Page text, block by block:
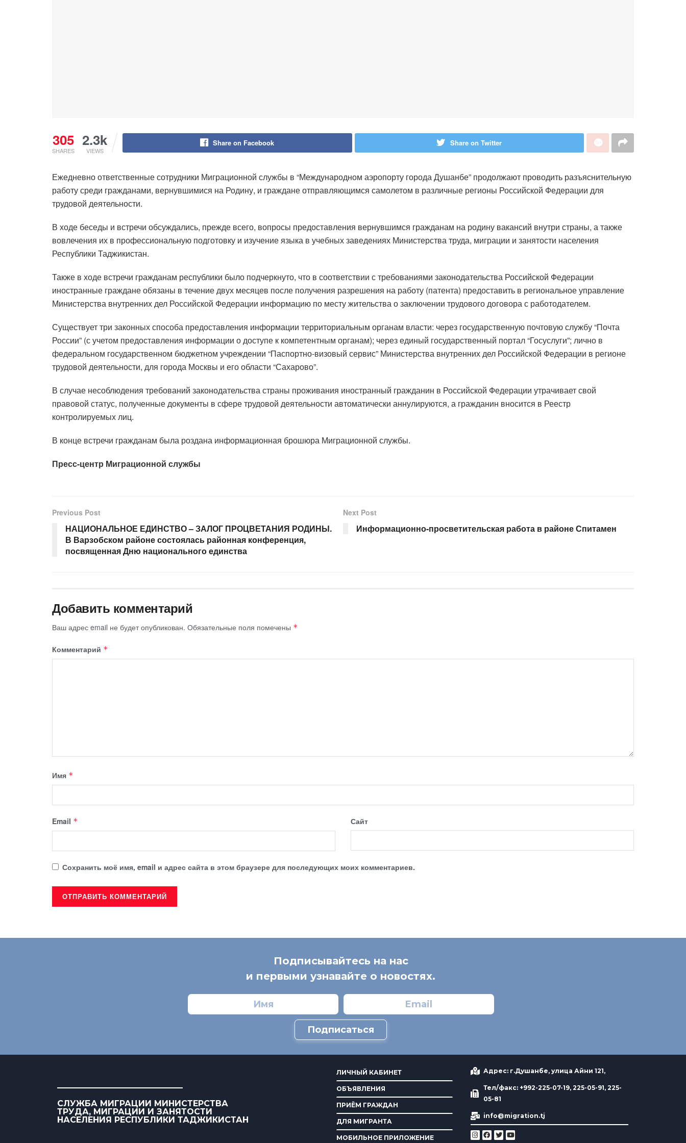
305
SHARES
2.3k
VIEWS
Share on Facebook Share on Twitter
Ежедневно ответственные сотрудники Миграционной службы в “Международном аэропорту города Душанбе” продолжают проводить разъяснительную
работу среди гражданами, вернувшимися на Родину, и граждане отправляющимся самолетом в различные регионы Российской Федерации для
трудовой деятельности.
В ходе беседы и встречи обсуждались, прежде всего, вопросы предоставления вернувшимся гражданам на родину вакансий внутри страны, а также
вовлечения их в профессиональную подготовку и изучение языка в учебных заведениях Министерства труда, миграции и занятости населения
Республики Таджикистан.
Также в ходе встречи гражданам республики было подчеркнуто, что в соответствии с требованиями законодательства Российской Федерации
иностранные граждане обязаны в течение двух месяцев после получения разрешения на работу (патента) предоставить в региональное управление
Министерства внутренних дел Российской Федерации информацию по месту жительства о заключении трудового договора с работодателем.
Существует три законных способа предоставления информации территориальным органам власти: через государственную почтовую службу “Почта
России” (с учетом предоставления информации о доступе к компетентным органам); через единый государственный портал “Госуслуги”; лично в
федеральном государственном бюджетном учреждении “Паспортно-визовый сервис” Министерства внутренних дел Российской Федерации в регионе
трудовой деятельности, для города Москвы и его области “Сахарово”.
В случае несоблюдения требований законодательства страны проживания иностранный гражданин в Российской Федерации утрачивает свой
правовой статус, полученные документы в сфере трудовой деятельности автоматически аннулируются, а гражданин вносится в Реестр
контролируемых лиц.
В конце встречи гражданам была роздана информационная брошюра Миграционной службы.
Пресс-центр Миграционной службы
Previous Post
НАЦИОНАЛЬНОЕ ЕДИНСТВО – ЗАЛОГ ПРОЦВЕТАНИЯ РОДИНЫ.
В Варзобском районе состоялась районная конференция,
посвященная Дню национального единства
Next Post
Информационно-просветительская работа в районе Спитамен
Добавить комментарий
Ваш адрес email не будет опубликован. Обязательные поля помечены *
Комментарий *
Имя *
Email * Сайт
Сохранить моё имя, email и адрес сайта в этом браузере для последующих моих комментариев.
Подписывайтесь на нас
и первыми узнавайте о новостях.
Подписаться
СЛУЖБА МИГРАЦИИ МИНИСТЕРСТВА
ТРУДА, МИГРАЦИИ И ЗАНЯТОСТИ
НАСЕЛЕНИЯ РЕСПУБЛИКИ ТАДЖИКИСТАН
ЛИЧНЫЙ КАБИНЕТ
ОБЪЯВЛЕНИЯ
ПРИЁМ ГРАЖДАН
ДЛЯ МИГРАНТА
МОБИЛЬНОЕ ПРИЛОЖЕНИЕ
Адрес: г.Душанбе, улица Айни 121,
Тел/факс: +992-225-07-19, 225-05-91, 225-
05-81
info@migration.tj